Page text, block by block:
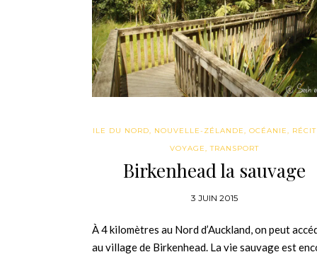
ILE DU NORD, NOUVELLE-ZÉLANDE, OCÉANIE,
VOYAGE,TRANSPORT
Birkenhead la sauvage
3 JUIN 2015
À 4 kilomètres au Nord d’Auckland, on peut
au village de Birkenhead. La vie sauvage est